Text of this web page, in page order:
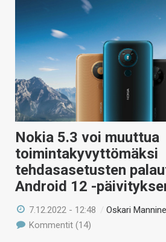
HINTA.FI
KAUPPA
VAIHDA TEEMA
HAKU
Nokia 5.3 voi muuttua
toimintakyvyttömäksi
tehdasasetusten
Android 12 -
7.12.2022 - 12:48 /Oskari
Kommentit (14)